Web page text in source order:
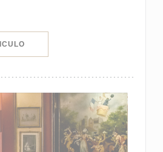
((ABRE EN UNA NUEVA